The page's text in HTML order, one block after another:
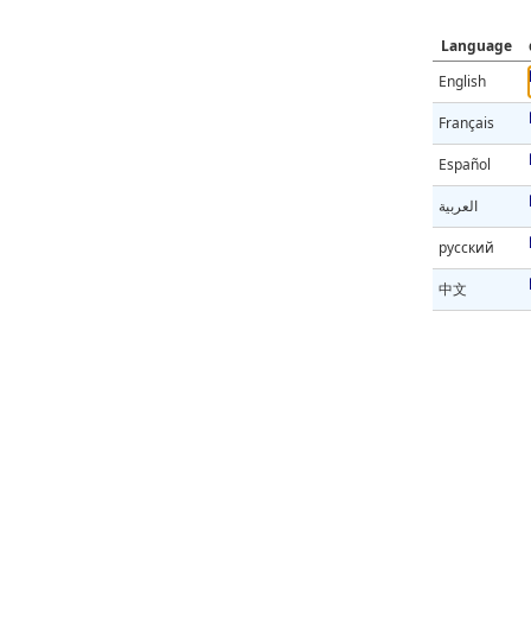
Language
English
Français
Español
العربية
русский
中文